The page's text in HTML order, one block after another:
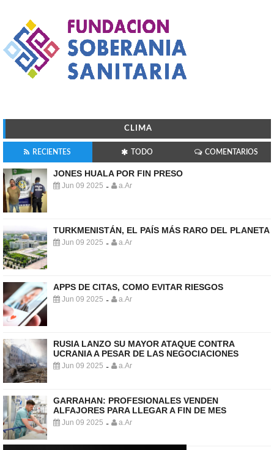
CLIMA
RECIENTES TODO COMENTARIOS
JONES HUALA POR FIN PRESO
Jun 09 2025 - a.Ar
TURKMENISTÁN, EL PAÍS MÁS RARO DEL PLANETA
Jun 09 2025 - a.Ar
APPS DE CITAS, COMO EVITAR RIESGOS
Jun 09 2025 - a.Ar
RUSIA LANZO SU MAYOR ATAQUE CONTRA
UCRANIA A PESAR DE LAS NEGOCIACIONES
Jun 09 2025 - a.Ar
GARRAHAN: PROFESIONALES VENDEN
ALFAJORES PARA LLEGAR A FIN DE MES
Jun 09 2025 - a.Ar